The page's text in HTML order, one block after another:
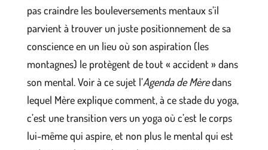
pas craindre les bouleversements mentaux s’il
parvient à trouver un juste positionnement de sa
conscience en un lieu où son aspiration (les
montagnes) le protègent de tout « accident » dans
son mental. Voir à ce sujet l’Agenda de Mèredans
lequel Mère explique comment, à ce stade du yoga,
c’est une transition vers un yoga où c’est le corps
lui-même qui aspire, et non plus le mental qui est